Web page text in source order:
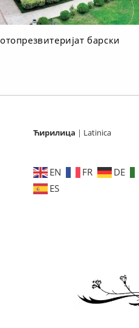
барски
Ћирилица | Latinica
EN FR DE
ES